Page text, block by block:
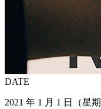
DATE
2021 年 1 月 1 日（星